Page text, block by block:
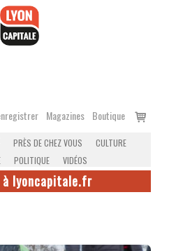
Magazines Boutique
Voir
PRÈS DE CHEZ VOUS
CULTURE
POLITIQUE VIDÉOS
à lyoncapitale.fr